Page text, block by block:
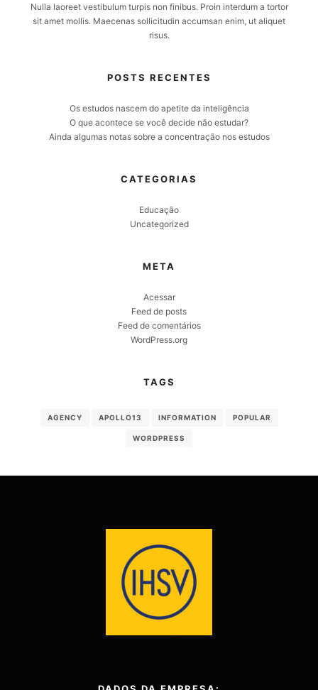
Nulla laoreet vestibulum turpis non finibus. Proin interdum a tortor
sit amet mollis. Maecenas sollicitudin accumsan enim, ut aliquet
risus.
POSTS RECENTES
Os estudos nascem do apetite da inteligência
O que acontece se você decide não estudar?
Ainda algumas notas sobre a concentração nos estudos
CATEGORIAS
Educação
Uncategorized
META
Acessar
Feed de posts
Feed de comentários
WordPress.org
TAGS
AGENCY APOLLO13 INFORMATION POPULAR
WORDPRESS